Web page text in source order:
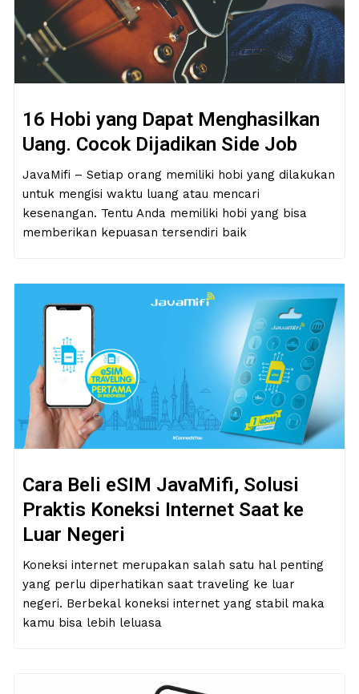
16 Hobi yang Dapat Menghasilkan
Uang. Cocok Dijadikan Side Job
JavaMifi – Setiap orang memiliki hobi yang dilakukan
untuk mengisi waktu luang atau mencari
kesenangan. Tentu Anda memiliki hobi yang bisa
memberikan kepuasan tersendiri baik
Cara Beli eSIM JavaMifi, Solusi
Praktis Koneksi Internet Saat ke
Luar Negeri
Koneksi internet merupakan salah satu hal penting
yang perlu diperhatikan saat traveling ke luar
negeri. Berbekal koneksi internet yang stabil maka
kamu bisa lebih leluasa